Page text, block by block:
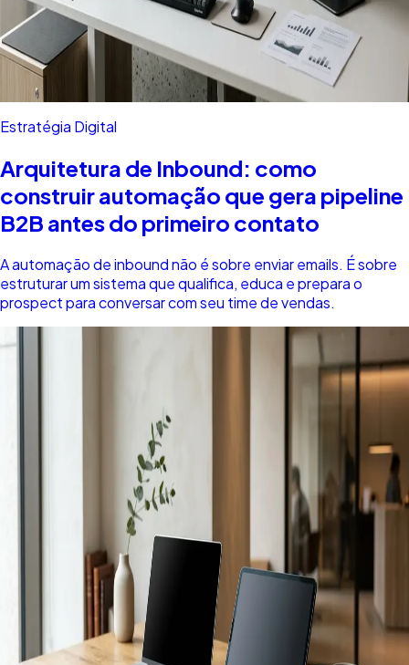
Estratégia Digital
Arquitetura de Inbound: como
construir automação que gera pipeline
B2B antes do primeiro contato
A automação de inbound não é sobre enviar emails. É sobre
estruturar um sistema que qualifica, educa e prepara o
prospect para conversar com seu time de vendas.